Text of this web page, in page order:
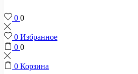
0 0
0 Избранное
0 0
0 Корзина